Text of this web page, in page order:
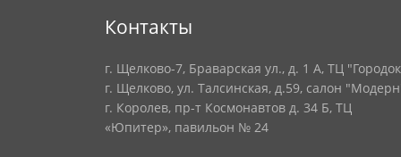
Контакты
г. Щелково-7, Браварская ул., д. 1 А, ТЦ
г. Щелково, ул. Талсинская, д.59, салон
г. Королев, пр-т Космонавтов д. 34 Б, ТЦ
«Юпитер», павильон № 24